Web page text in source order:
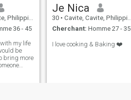
Philippines
36 - 45
my life
be
bring more
Je Nica
30 • Cavite, Cavite, Philippines
Cherchant: Homme 27 - 35
I love cooking & Baking ❤️